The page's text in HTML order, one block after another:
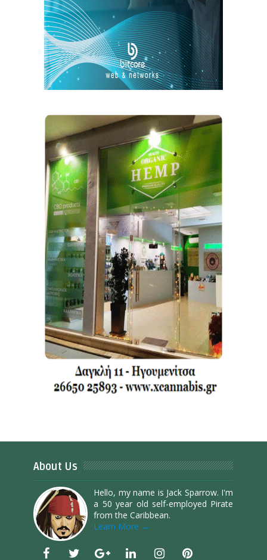
About Us
Hello, my name is Jack Sparrow. I'm
a 50 year old self-employed Pirate
from the Caribbean.
Learn More →